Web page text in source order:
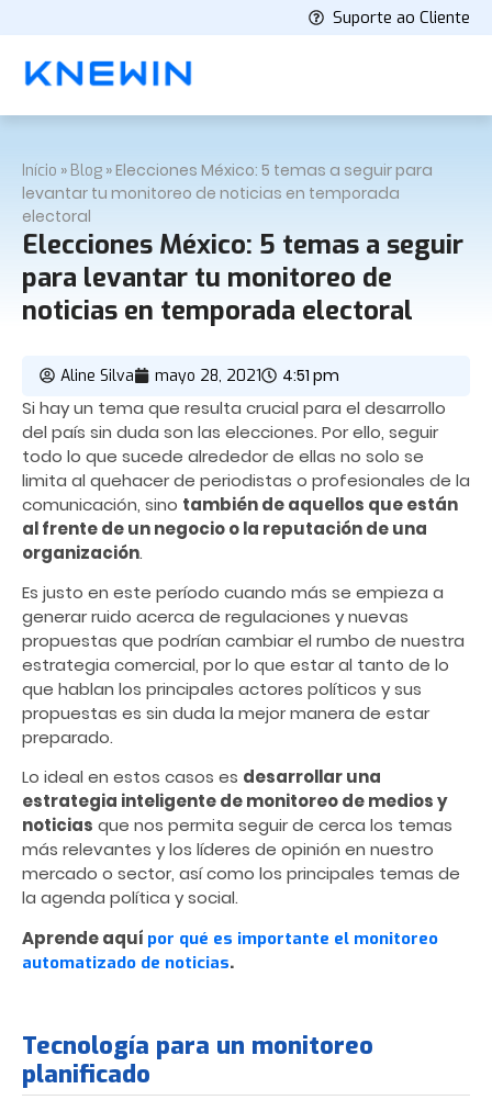
Suporte ao Cliente
Início » Blog »Elecciones México: 5 temas a seguir para
levantar tu monitoreo de noticias en temporada
electoral
Elecciones México: 5 temas a seguir
para levantar tu monitoreo de
noticias en temporada electoral
Aline Silva mayo 28, 2021 4:51 pm
Si hay un tema que resulta crucial para el desarrollo
del país sin duda son las elecciones. Por ello, seguir
todo lo que sucede alrededor de ellas no solo se
limita al quehacer de periodistas o profesionales de la
comunicación, sino también de aquellos que están
al frente de un negocio o la reputación de una
organización.
Es justo en este período cuando más se empieza a
generar ruido acerca de regulaciones y nuevas
propuestas que podrían cambiar el rumbo de nuestra
estrategia comercial, por lo que estar al tanto de lo
que hablan los principales actores políticos y sus
propuestas es sin duda la mejor manera de estar
preparado.
Lo ideal en estos casos es desarrollar una
estrategia inteligente de monitoreo de medios y
noticias que nos permita seguir de cerca los temas
más relevantes y los líderes de opinión en nuestro
mercado o sector, así como los principales temas de
la agenda política y social.
Aprende aquí por qué es importante el monitoreo
automatizado de noticias.
Tecnología para un monitoreo
planificado